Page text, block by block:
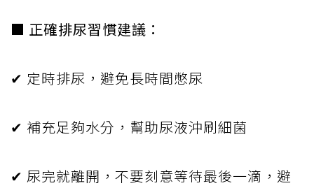
■ 正確排尿習慣建議：
✔ 定時排尿，避免長時間憋尿
✔ 補充足夠水分，幫助尿液沖刷細菌
✔ 尿完就離開，不要刻意等待最後一滴，避